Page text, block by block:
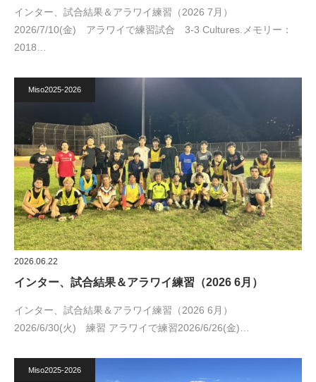
インター、試合結果＆アラワイ練習（2026 7月）
2026/7/10(金) アラワイで練習試合 3-3 Cultures.メモリー：
2018…
Miso2025-2026
2026.06.22
インター、試合結果＆アラワイ練習（2026 6月）
インター、試合結果＆アラワイ練習（2026 6月）
2026/6/30(火) 練習 アラワイで練習2026/6/26(金)…
Miso2025-2026